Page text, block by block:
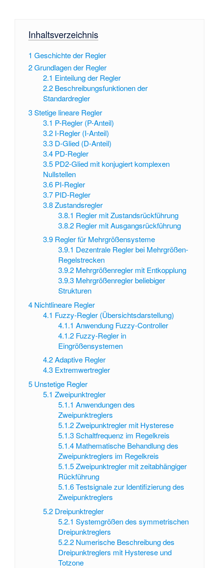
Inhaltsverzeichnis
1 Geschichte der Regler
2Grundlagen der Regler
2.1 Einteilung der Regler
2.2 Beschreibungsfunktionen der
Standardregler
3Stetige lineare Regler
3.1 P-Regler (P-Anteil)
3.2 I-Regler (I-Anteil)
3.3 D-Glied (D-Anteil)
3.4 PD-Regler
3.5 PD2-Glied mit konjugiert komplexen
Nullstellen
3.6 PI-Regler
3.7 PID-Regler
3.8 Zustandsregler
3.8.1 Regler mit Zustandsrückführung
3.8.2 Regler mit Ausgangsrückführung
3.9 Regler für Mehrgrößensysteme
3.9.1 Dezentrale Regler bei Mehrgrößen-
Regelstrecken
3.9.2 Mehrgrößenregler mit Entkopplung
3.9.3 Mehrgrößenregler beliebiger
Strukturen
4 Nichtlineare Regler
4.1 Fuzzy-Regler (Übersichtsdarstellung)
4.1.1 Anwendung Fuzzy-Controller
4.1.2 Fuzzy-Regler in
Eingrößensystemen
4.2 Adaptive Regler
4.3 Extremwertregler
5 Unstetige Regler
5.1 Zweipunktregler
5.1.1 Anwendungen des
Zweipunktreglers
5.1.2 Zweipunktregler mit Hysterese
5.1.3 Schaltfrequenz im Regelkreis
5.1.4 Mathematische Behandlung des
Zweipunktreglers im Regelkreis
5.1.5 Zweipunktregler mit zeitabhängiger
Rückführung
5.1.6 Testsignale zur Identifizierung des
Zweipunktreglers
5.2 Dreipunktregler
5.2.1 Systemgrößen des symmetrischen
Dreipunktreglers
5.2.2 Numerische Beschreibung des
Dreipunktreglers mit Hysterese und
Totzone